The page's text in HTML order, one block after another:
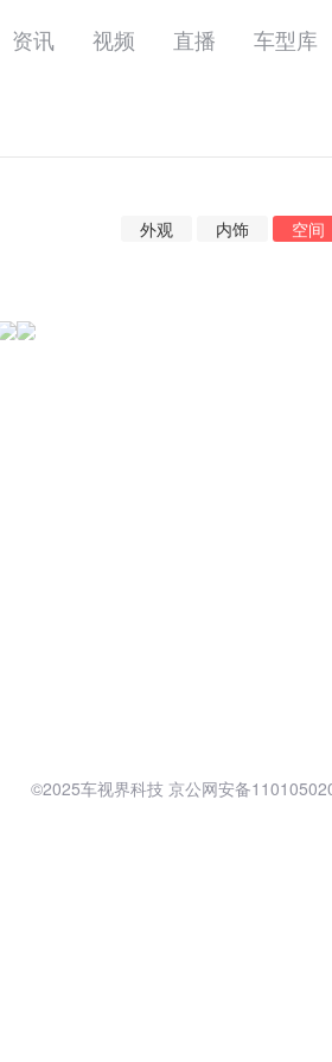
资讯 视频 直播 车型库
外观 内饰 空间
©2025车视界科技 京公网安备